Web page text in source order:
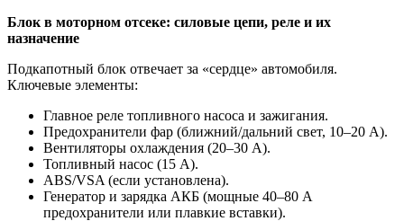
Блок в моторном отсеке: силовые цепи, реле и их
назначение
Подкапотный блок отвечает за «сердце» автомобиля.
Ключевые элементы:
Главное реле топливного насоса и зажигания.
Предохранители фар (ближний/дальний свет, 10–20 А).
Вентиляторы охлаждения (20–30 А).
Топливный насос (15 А).
ABS/VSA (если установлена).
Генератор и зарядка АКБ (мощные 40–80 А
предохранители или плавкие вставки).